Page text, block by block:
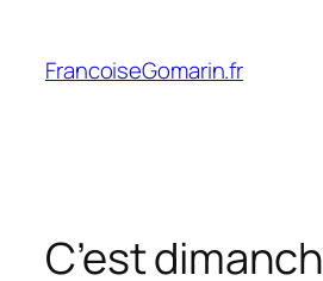
contenu
FrancoiseGomarin.fr
C’est